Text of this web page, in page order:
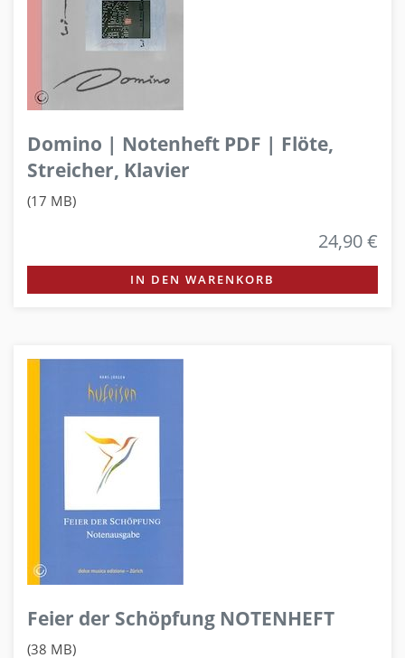
Domino | Notenheft PDF | Flöte,
Streicher, Klavier
(17 MB)
24,90 €
IN DEN WARENKORB
Feier der Schöpfung NOTENHEFT
(38 MB)